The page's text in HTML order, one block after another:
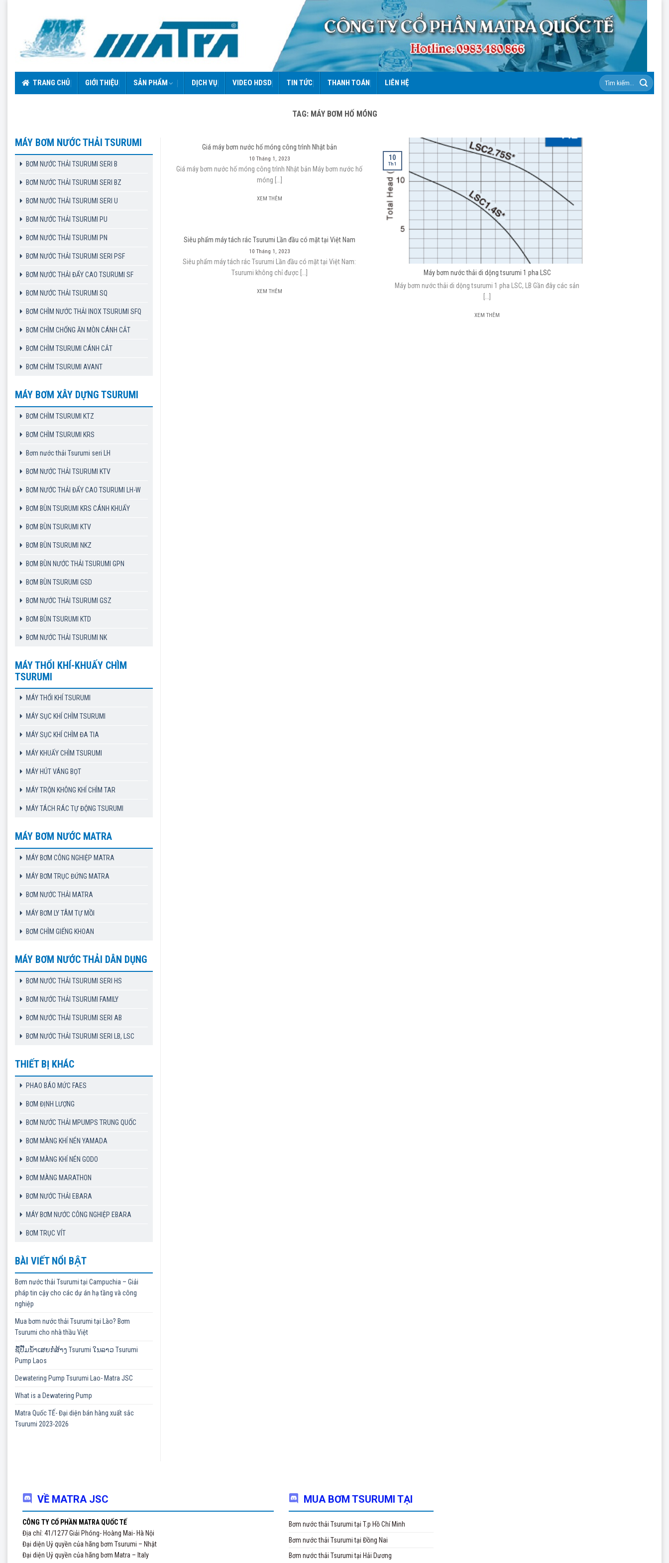
TRANG CHỦ GIỚI THIỆU SẢN PHẨM DỊCH VỤ VIDEO HDSD TIN TỨC THANH TOÁN LIÊN HỆ
Tìm
kiếm:
TAG: MÁY BƠM HỐ MÓNG
MÁY BƠM NƯỚC THẢI TSURUMI
BƠM NƯỚC THẢI TSURUMI SERI B
BƠM NƯỚC THẢI TSURUMI SERI BZ
BƠM NƯỚC THẢI TSURUMI SERI U
BƠM NƯỚC THẢI TSURUMI PU
BƠM NƯỚC THẢI TSURUMI PN
BƠM NƯỚC THẢI TSURUMI SERI PSF
BƠM NƯỚC THẢI ĐẨY CAO TSURUMI SF
BƠM NƯỚC THẢI TSURUMI SQ
BƠM CHÌM NƯỚC THẢI INOX TSURUMI SFQ
BƠM CHÌM CHỐNG ĂN MÒN CÁNH CẮT
BƠM CHÌM TSURUMI CÁNH CẮT
BƠM CHÌM TSURUMI AVANT
MÁY BƠM XÂY DỰNG TSURUMI
BƠM CHÌM TSURUMI KTZ
BƠM CHÌM TSURUMI KRS
Bơm nước thải Tsurumi seri LH
BƠM NƯỚC THẢI TSURUMI KTV
BƠM NƯỚC THẢI ĐẨY CAO TSURUMI LH-W
BƠM BÙN TSURUMI KRS CÁNH KHUẤY
BƠM BÙN TSURUMI KTV
BƠM BÙN TSURUMI NKZ
BƠM BÙN NƯỚC THẢI TSURUMI GPN
BƠM BÙN TSURUMI GSD
BƠM NƯỚC THẢI TSURUMI GSZ
BƠM BÙN TSURUMI KTD
BƠM NƯỚC THẢI TSURUMI NK
MÁY THỔI KHÍ-KHUẤY CHÌM
TSURUMI
MÁY THỔI KHÍ TSURUMI
MÁY SỤC KHÍ CHÌM TSURUMI
MÁY SỤC KHÍ CHÌM ĐA TIA
MÁY KHUẤY CHÌM TSURUMI
MÁY HÚT VÁNG BỌT
MÁY TRỘN KHÔNG KHÍ CHÌM TAR
MÁY TÁCH RÁC TỰ ĐỘNG TSURUMI
MÁY BƠM NƯỚC MATRA
MÁY BƠM CÔNG NGHIỆP MATRA
MÁY BƠM TRỤC ĐỨNG MATRA
BƠM NƯỚC THẢI MATRA
MÁY BƠM LY TÂM TỰ MỒI
BƠM CHÌM GIẾNG KHOAN
MÁY BƠM NƯỚC THẢI DÂN DỤNG
BƠM NƯỚC THẢI TSURUMI SERI HS
BƠM NƯỚC THẢI TSURUMI FAMILY
BƠM NƯỚC THẢI TSURUMI SERI AB
BƠM NƯỚC THẢI TSURUMI SERI LB, LSC
THIẾT BỊ KHÁC
PHAO BÁO MỨC FAES
BƠM ĐỊNH LƯỢNG
BƠM NƯỚC THẢI MPUMPS TRUNG QUỐC
BƠM MÀNG KHÍ NÉN YAMADA
BƠM MÀNG KHÍ NÉN GODO
BƠM MÀNG MARATHON
BƠM NƯỚC THẢI EBARA
MÁY BƠM NƯỚC CÔNG NGHIỆP EBARA
BƠM TRỤC VÍT
BÀI VIẾT NỔI BẬT
Bơm nước thải Tsurumi tại Campuchia – Giải
pháp tin cậy cho các dự án hạ tầng và công
nghiệp
Mua bơm nước thải Tsurumi tại Lào? Bơm
Tsurumi cho nhà thầu Việt
ຊື້ປັ໊ມນ້ຳເສຍກໍ່ສ້າງ Tsurumi ໃນລາວ Tsurumi
Pump Laos
Dewatering Pump Tsurumi Lao- Matra JSC
What is a Dewatering Pump
Matra Quốc TẾ- Đại diện bán hàng xuất sắc
Tsurumi 2023-2026
Giá máy bơm nước hố móng công trình Nhật bản
10 Tháng 1, 2023
Giá máy bơm nước hố móng công trình Nhật bản Máy bơm nước hố
móng [...]
XEM THÊM
Máy bơm nước thải di dộng tsurumi 1 pha LSC
Máy bơm nước thải di dộng tsurumi 1 pha LSC, LB Gần đây các sản
[...]
XEM THÊM
10
Th1
Siêu phẩm máy tách rác Tsurumi Lần đầu có mặt tại Việt Nam
10 Tháng 1, 2023
Siêu phẩm máy tách rác Tsurumi Lần đầu có mặt tại Việt Nam:
Tsurumi không chỉ được [...]
XEM THÊM
VỀ MATRA JSC
CÔNG TY CỔ PHẦN MATRA QUỐC TẾ
Địa chỉ: 41/1277 Giải Phóng- Hoàng Mai- Hà Nội
Đại diện Uỷ quyền của hãng bơm Tsurumi – Nhật
Đại diện Uỷ quyền của hãng bơm Matra – Italy
MUA BƠM TSURUMI TẠI
Bơm nước thải Tsurumi tại T.p Hồ Chí Minh
Bơm nước thải Tsurumi tại Đồng Nai
Bơm nước thải Tsurumi tại Hải Dương